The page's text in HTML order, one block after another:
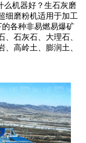
么机器好？生石灰磨
细磨粉机适用于加工
各种非易燃易爆矿
石灰石、大理石、
高岭土、膨润土、